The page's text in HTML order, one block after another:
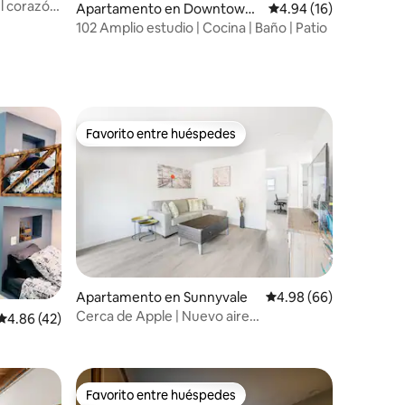
corazón
Apartamento en Downtown
San Jose
Calificación
4.94 (16)
102 Amplio estudio | Cocina | Baño | Patio
promedio: 4.86 de 5, 42 reseñas
4.86 (42)
Favorito entre huéspedes
Favorito entre huéspedes
Apartamento en Sunnyvale Calificación
4.98 (66)
Cerca de Apple | Nuevo aire
Favorito entre huéspedes